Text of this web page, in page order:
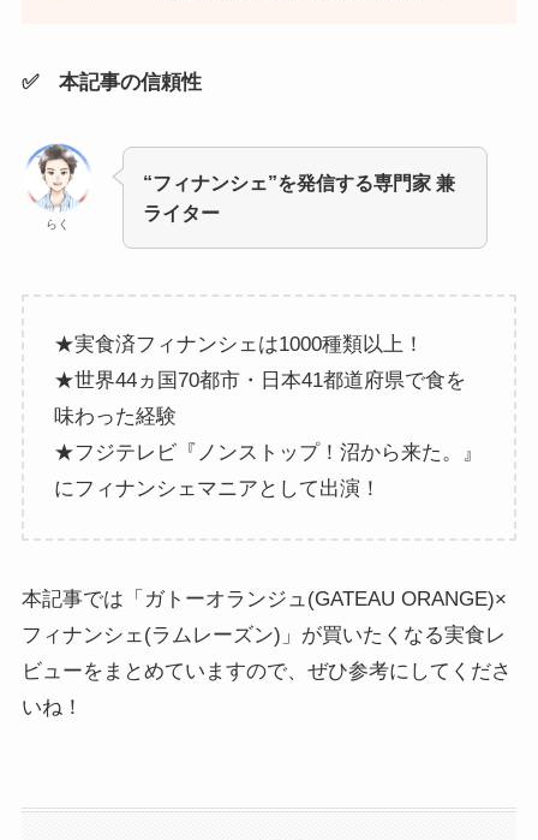
✅ 本記事の信頼性
らく
“フィナンシェ”を発信する専門家 兼
ライター
★実食済フィナンシェは1000種類以上！
★世界44ヵ国70都市・日本41都道府県で食を
味わった経験
★フジテレビ『ノンストップ！沼から来た。』
にフィナンシェマニアとして出演！
本記事では「ガトーオランジュ(GATEAU ORANGE)×
フィナンシェ(ラムレーズン)」が買いたくなる実食レ
ビューをまとめていますので、ぜひ参考にしてくださ
いね！